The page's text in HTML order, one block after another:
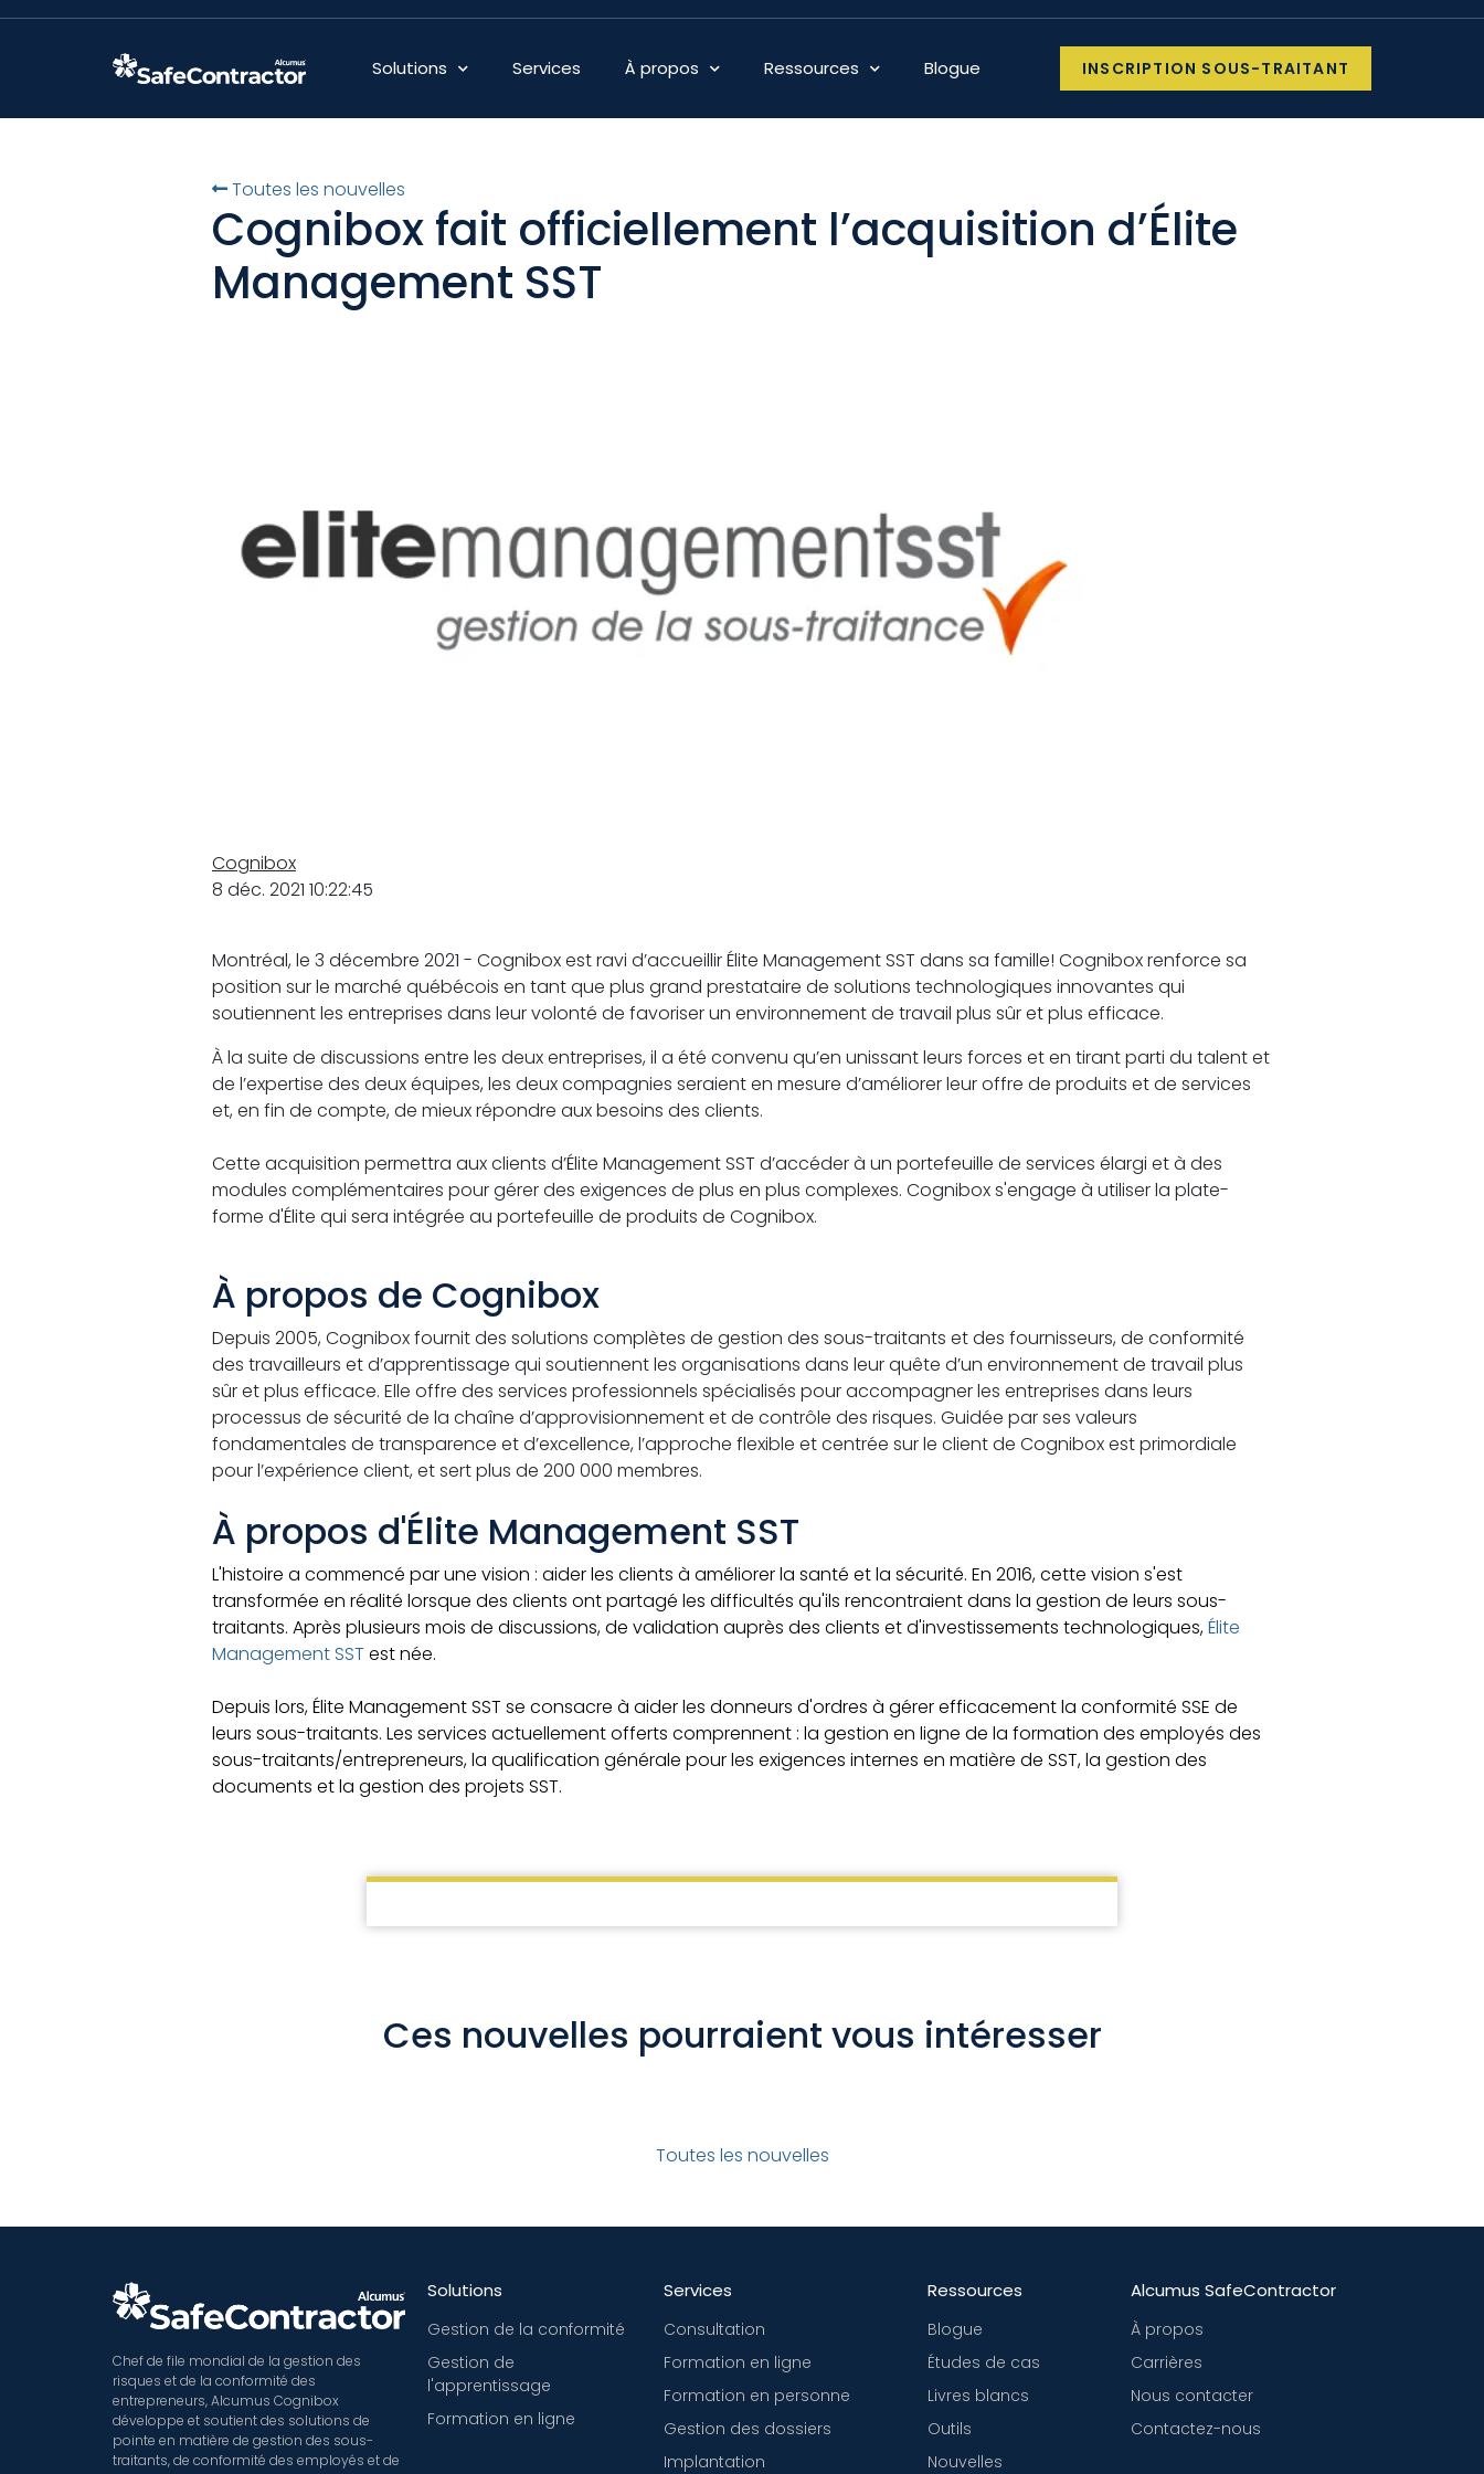
Solutions Services À propos Ressources Blogue INSCRIPTION SOUS-TRAITANT
Toutes les nouvelles
Cognibox fait officiellement l’acquisition d’Élite
Management SST
Cognibox
8 déc. 2021 10:22:45
Montréal, le 3 décembre 2021 - Cognibox est ravi d’accueillir Élite Management SST dans sa famille! Cognibox renforce sa
position sur le marché québécois en tant que plus grand prestataire de solutions technologiques innovantes qui
soutiennent les entreprises dans leur volonté de favoriser un environnement de travail plus sûr et plus efficace.
À la suite de discussions entre les deux entreprises, il a été convenu qu’en unissant leurs forces et en tirant parti du talent et
de l’expertise des deux équipes, les deux compagnies seraient en mesure d’améliorer leur offre de produits et de services
et, en fin de compte, de mieux répondre aux besoins des clients.
Cette acquisition permettra aux clients d’Élite Management SST d’accéder à un portefeuille de services élargi et à des
modules complémentaires pour gérer des exigences de plus en plus complexes. Cognibox s'engage à utiliser la plate-
forme d'Élite qui sera intégrée au portefeuille de produits de Cognibox.
À propos de Cognibox
Depuis 2005, Cognibox fournit des solutions complètes de gestion des sous-traitants et des fournisseurs, de conformité
des travailleurs et d’apprentissage qui soutiennent les organisations dans leur quête d’un environnement de travail plus
sûr et plus efficace. Elle offre des services professionnels spécialisés pour accompagner les entreprises dans leurs
processus de sécurité de la chaîne d’approvisionnement et de contrôle des risques. Guidée par ses valeurs
fondamentales de transparence et d’excellence, l’approche flexible et centrée sur le client de Cognibox est primordiale
pour l’expérience client, et sert plus de 200 000 membres.
À propos d'Élite Management SST
L'histoire a commencé par une vision : aider les clients à améliorer la santé et la sécurité. En 2016, cette vision s'est
transformée en réalité lorsque des clients ont partagé les difficultés qu'ils rencontraient dans la gestion de leurs sous-
traitants. Après plusieurs mois de discussions, de validation auprès des clients et d'investissements technologiques,Élite
Management SST est née.
Depuis lors, Élite Management SST se consacre à aider les donneurs d'ordres à gérer efficacement la conformité SSE de
leurs sous-traitants. Les services actuellement offerts comprennent : la gestion en ligne de la formation des employés des
sous-traitants/entrepreneurs, la qualification générale pour les exigences internes en matière de SST, la gestion des
documents et la gestion des projets SST.
Ces nouvelles pourraient vous intéresser
Toutes les nouvelles
Chef de file mondial de la gestion des
risques et de la conformité des
entrepreneurs, Alcumus Cognibox
développe et soutient des solutions de
pointe en matière de gestion des sous-
traitants, de conformité des employés et de
Solutions
Gestion de la conformité
Gestion de
l'apprentissage
Formation en ligne
Services
Consultation
Formation en ligne
Formation en personne
Gestion des dossiers
Implantation
Ressources
Blogue
Études de cas
Livres blancs
Outils
Nouvelles
Alcumus SafeContractor
À propos
Carrières
Nous contacter
Contactez-nous